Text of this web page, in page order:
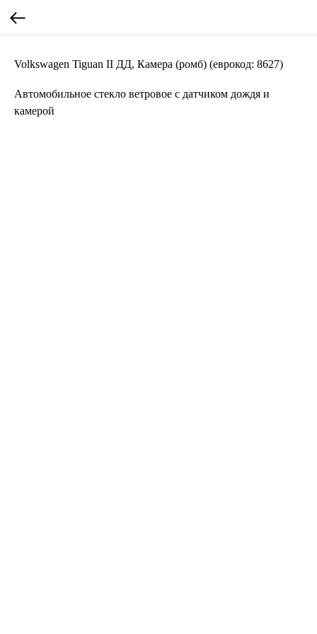
Volkswagen Tiguan II ДД, Камера (ромб) (еврокод: 8627)
Автомобильное стекло ветровое с датчиком дождя и
камерой